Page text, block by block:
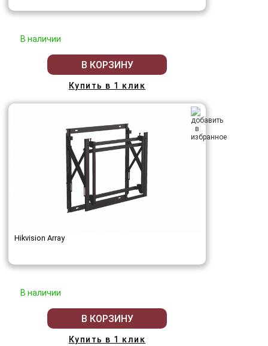
В наличии
В КОРЗИНУ
Купить в 1 клик
Hikvision Array
В наличии
В КОРЗИНУ
Купить в 1 клик